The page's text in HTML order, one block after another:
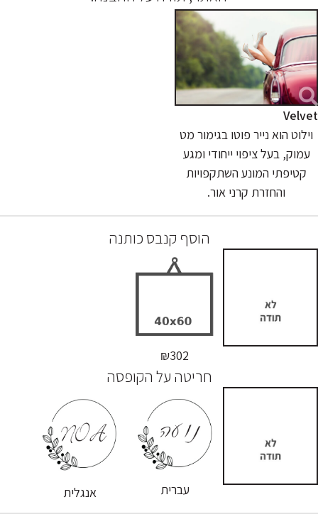
Velvet
וילוט הוא נייר פוטו בגימור מט
עמוק, בעל ציפוי ייחודי ומגע
קטיפתי המונע השתקפויות
והחזרת קרני אור.
הוסף קנבס כותנה
₪302
חריטה על הקופסה
עברית אנגלית